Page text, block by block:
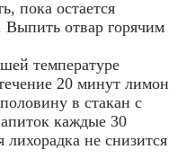
пока остается
отвар горячим
температуре
20 минут лимон
в стакан с
каждые 30
лихорадка не снизится